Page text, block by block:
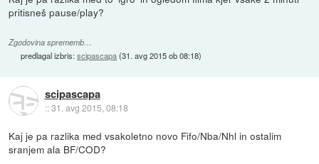
pritisneš pause/play?
Zgodovina sprememb…
predlagal izbris:scipascapa(31. avg 2015 ob 08:18)
scipascapa
::31. avg 2015, 08:18
Kaj je pa razlika med vsakoletno novo Fifo/Nba/Nhl in ostalim
sranjem ala BF/COD?